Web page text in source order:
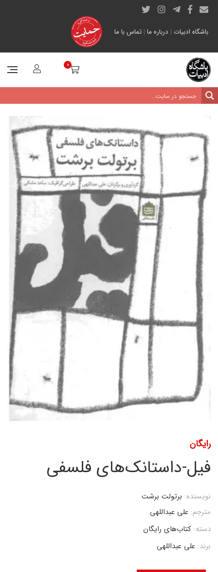
باشگاه ادبیات | درباره ما | تماس با ما
0
رایگان
فیل-داستانک‌های فلسفی
نویسنده: برتولت برشت
مترجم: علی عبداللهی
دسته: کتاب‌های رایگان
برند: علی عبداللهی